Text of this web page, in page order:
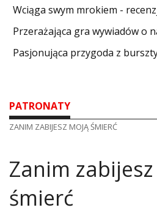
Wciąga swym mrokiem -
​Przerażająca gra wywiadów o
Pasjonująca przygoda z
PATRONATY
ZANIM ZABIJESZ MOJĄ ŚMIERĆ
Zanim
śmierć